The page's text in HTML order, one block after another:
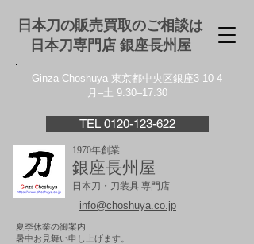
日本刀の販売買取のご相談は
日本刀専門店 銀座⻑州屋
Ginza Choshuya 東京都中央区銀座3-10-4
月–土 9:30–17:30
TEL 0120-123-622
1970年創業
銀座長州屋
日本刀・刀装具 専門店
info@choshuya.co.jp
夏季休業の御案内
暑中お見舞い申し上げます。